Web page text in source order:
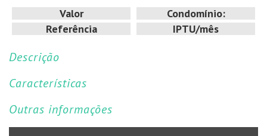
Valor
Referência
Condomínio:
IPTU/mês
Descrição
Características
Outras informações